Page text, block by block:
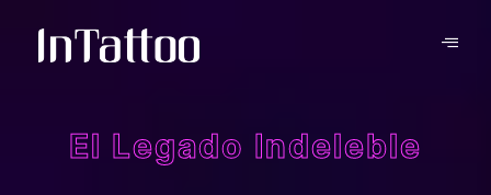
El Legado Indeleble